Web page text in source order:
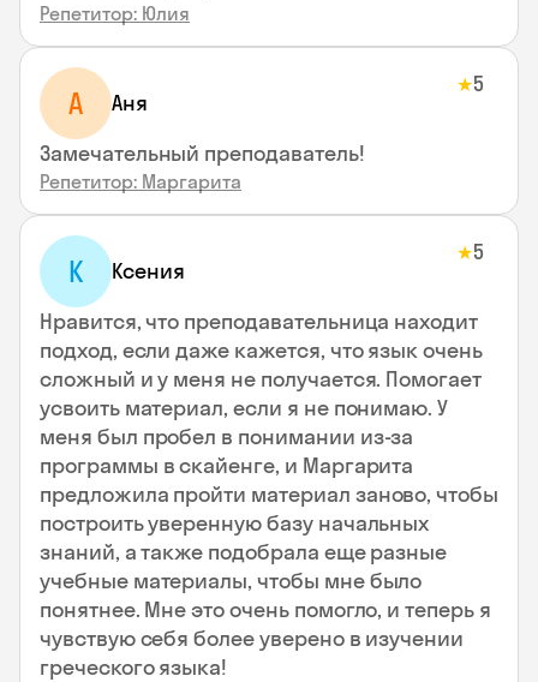
Репетитор: Юлия
А Аня
★5
Замечательный преподаватель!
Репетитор: Маргарита
К Ксения
★5
Нравится, что преподавательница находит
подход, если даже кажется, что язык очень
сложный и у меня не получается. Помогает
усвоить материал, если я не понимаю. У
меня был пробел в понимании из-за
программы в скайенге, и Маргарита
предложила пройти материал заново, чтобы
построить уверенную базу начальных
знаний, а также подобрала еще разные
учебные материалы, чтобы мне было
понятнее. Мне это очень помогло, и теперь я
чувствую себя более уверено в изучении
греческого языка!